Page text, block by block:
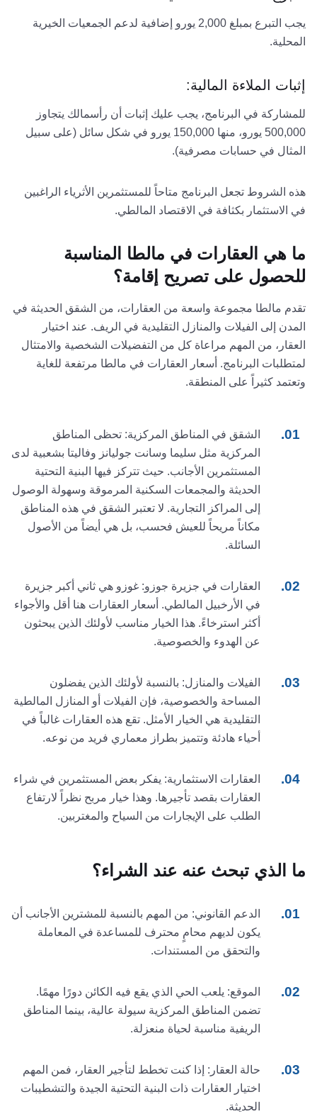
يجب التبرع بمبلغ 2,000 يورو إضافية لدعم الجمعيات الخيرية
المحلية.
إثبات الملاءة المالية:
للمشاركة في البرنامج، يجب عليك إثبات أن رأسمالك يتجاوز
500,000 يورو، منها 150,000 يورو في شكل سائل (على سبيل
المثال في حسابات مصرفية).
هذه الشروط تجعل البرنامج متاحاً للمستثمرين الأثرياء الراغبين
في الاستثمار بكثافة في الاقتصاد المالطي.
ما هي العقارات في مالطا المناسبة
للحصول على تصريح إقامة؟
تقدم مالطا مجموعة واسعة من العقارات، من الشقق الحديثة في
المدن إلى الفيلات والمنازل التقليدية في الريف. عند اختيار
العقار، من المهم مراعاة كل من التفضيلات الشخصية والامتثال
لمتطلبات البرنامج. أسعار العقارات في مالطا مرتفعة للغاية
وتعتمد كثيراً على المنطقة.
الشقق في المناطق المركزية: تحظى المناطق
المركزية مثل سليما وسانت جوليانز وفاليتا بشعبية لدى
المستثمرين الأجانب. حيث تتركز فيها البنية التحتية
الحديثة والمجمعات السكنية المرموقة وسهولة الوصول
إلى المراكز التجارية. لا تعتبر الشقق في هذه المناطق
مكاناً مريحاً للعيش فحسب، بل هي أيضاً من الأصول
السائلة.
العقارات في جزيرة جوزو: غوزو هي ثاني أكبر جزيرة
في الأرخبيل المالطي. أسعار العقارات هنا أقل والأجواء
أكثر استرخاءً. هذا الخيار مناسب لأولئك الذين يبحثون
عن الهدوء والخصوصية.
الفيلات والمنازل: بالنسبة لأولئك الذين يفضلون
المساحة والخصوصية، فإن الفيلات أو المنازل المالطية
التقليدية هي الخيار الأمثل. تقع هذه العقارات غالباً في
أحياء هادئة وتتميز بطراز معماري فريد من نوعه.
العقارات الاستثمارية: يفكر بعض المستثمرين في شراء
العقارات بقصد تأجيرها. وهذا خيار مربح نظراً لارتفاع
الطلب على الإيجارات من السياح والمغتربين.
ما الذي تبحث عنه عند الشراء؟
الدعم القانوني: من المهم بالنسبة للمشترين الأجانب أن
يكون لديهم محامٍ محترف للمساعدة في المعاملة
والتحقق من المستندات.
الموقع: يلعب الحي الذي يقع فيه الكائن دورًا مهمًا.
تضمن المناطق المركزية سيولة عالية، بينما المناطق
الريفية مناسبة لحياة منعزلة.
حالة العقار: إذا كنت تخطط لتأجير العقار، فمن المهم
اختيار العقارات ذات البنية التحتية الجيدة والتشطيبات
الحديثة.